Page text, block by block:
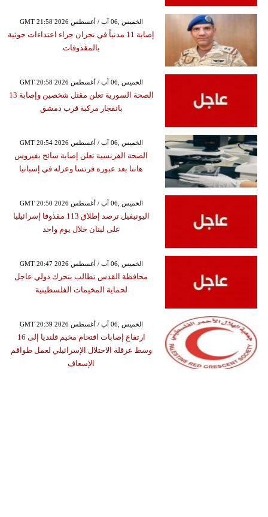
GMT 21:58 2026 الخميس ,06 آب / أغسطس
إصابة 11 مدنياً في نجران جراء اعتداءات حوثية
بالمقذوفات
GMT 20:58 2026 الخميس ,06 آب / أغسطس
الصحة السورية تعلن مقتل شخصين وإصابة 13
بانفجار مركبة قرب دمشق
GMT 20:54 2026 الخميس ,06 آب / أغسطس
الصحة الفرنسية تعلن إصابة سائح بفيروس
هانتا بعد عبوره فرنسا وعزله في إسبانيا
GMT 20:50 2026 الخميس ,06 آب / أغسطس
اليونيفيل ترصد إطلاق 113 مقذوفا إسرائيليا
على لبنان خلال يوم واحد
GMT 20:47 2026 الخميس ,06 آب / أغسطس
محافظة القدس تطالب بتحرك دولي عاجل
لحماية المخيمات الفلسطينية
GMT 20:39 2026 الخميس ,06 آب / أغسطس
ارتفاع إصابات اقتحام مخيم قلنديا إلى 16
وسط عرقلة الاحتلال الإسرائيلي لعمل طواقم
الإسعاف